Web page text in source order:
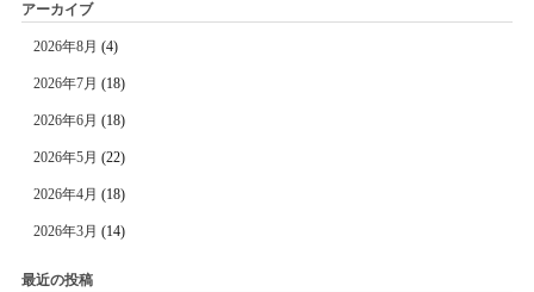
アーカイブ
2026年8月 (4)
2026年7月 (18)
2026年6月 (18)
2026年5月 (22)
2026年4月 (18)
2026年3月 (14)
最近の投稿